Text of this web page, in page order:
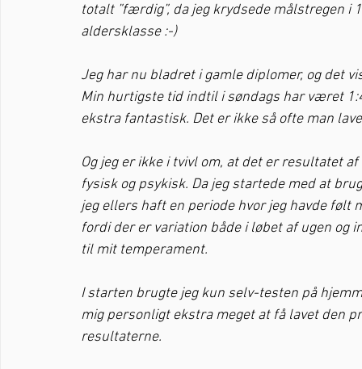
totalt ”færdig”, da jeg krydsede målstregen i
aldersklasse :-)
Jeg har nu bladret i gamle diplomer, og det
Min hurtigste tid indtil i søndags har været
ekstra fantastisk. Det er ikke så ofte man
Og jeg er ikke i tvivl om, at det er resultatet
fysisk og psykisk. Da jeg startede med at
jeg ellers haft en periode hvor jeg havde
fordi der er variation både i løbet af ugen
til mit temperament.
I starten brugte jeg kun selv-testen på
mig personligt ekstra meget at få lavet den
resultaterne.